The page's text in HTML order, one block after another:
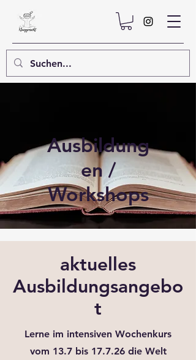
Ausbildung
en /
Workshops
aktuelles
Ausbildungsangebo
t
Lerne im intensiven Wochenkurs
vom 13.7 bis 17.7.26 die Welt